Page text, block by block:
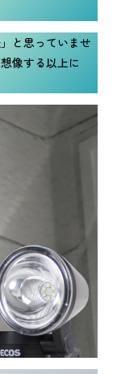
と思っていませ
像する以上に